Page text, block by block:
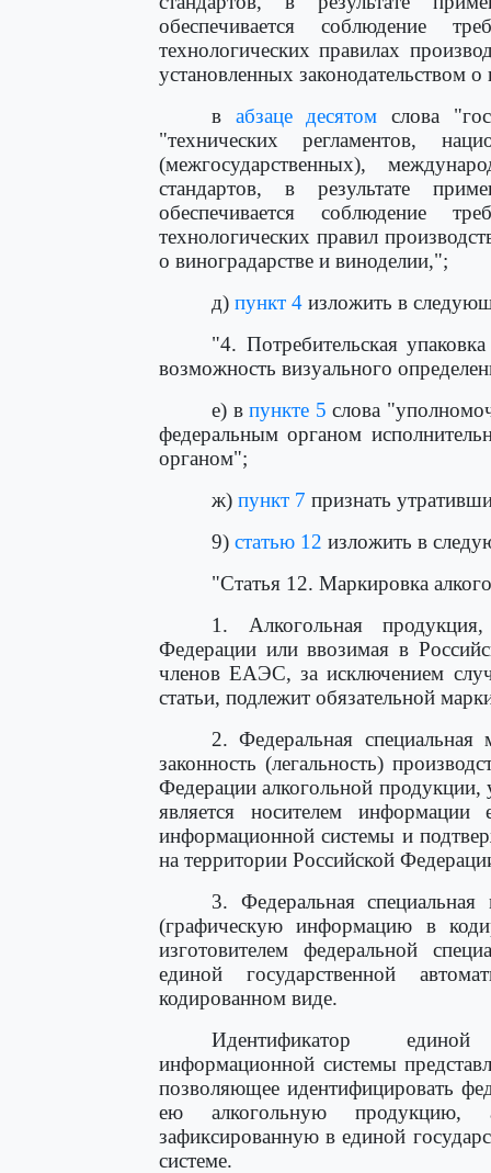
обеспечивается соблюдение
технологических правилах
установленных законодательством
в абзаце десятом слова
"технических регламентов,
(межгосударственных),
стандартов, в результате
обеспечивается соблюдение
технологических правил
о виноградарстве и виноделии,";
д) пункт 4 изложить в
"4. Потребительская
возможность визуального
е) в пункте 5 слова
федеральным органом
органом";
ж) пункт 7 признать
9) статью 12 изложить в
"Статья 12. Маркировка
1. Алкогольная
Федерации или ввозимая в
членов ЕАЭС, за исключением
статьи, подлежит обязательной
2. Федеральная
законность (легальность)
Федерации алкогольной продукции,
является носителем информации
информационной системы и
на территории Российской
3. Федеральная
(графическую информацию в
изготовителем федеральной
единой государственной
кодированном виде.
Идентификатор единой
информационной системы
позволяющее идентифицировать
ею алкогольную
зафиксированную в единой
системе.